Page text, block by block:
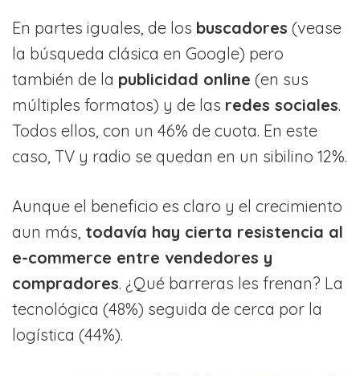
En partes iguales, de los buscadores (vease
la búsqueda clásica en Google) pero
también de la publicidad online (en sus
múltiples formatos) y de las redes sociales.
Todos ellos, con un 46% de cuota. En este
caso, TV y radio se quedan en un sibilino 12%.
Aunque el beneficio es claro y el crecimiento
aun más, todavía hay cierta resistencia al
e-commerce entre vendedores y
compradores. ¿Qué barreras les frenan? La
tecnológica (48%) seguida de cerca por la
logística (44%).